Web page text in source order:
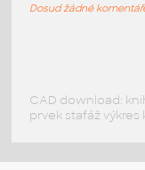
Dosud žádné
CAD download:
prvek stafáž